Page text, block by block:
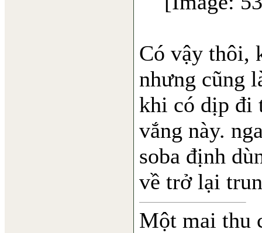
Có vậy thôi,
nhưng cũng
khi có dịp đi
vắng này.
soba định
về trở lại
Một mai thu